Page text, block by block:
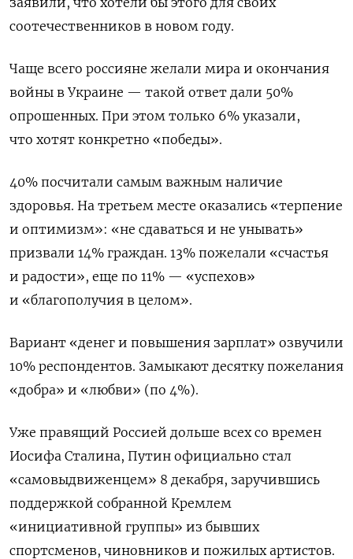
соотечественников в новом году.
Чаще всего россияне желали мира и окончания
войны в Украине — такой ответ дали 50%
опрошенных. При этом только 6% указали,
что хотят конкретно «победы».
40% посчитали самым важным наличие
здоровья. На третьем месте оказались «терпение
и оптимизм»: «не сдаваться и не унывать»
призвали 14% граждан. 13% пожелали «счастья
и радости», еще по 11% — «успехов»
и «благополучия в целом».
Вариант «денег и повышения зарплат» озвучили
10% респондентов. Замыкают десятку пожелания
«добра» и «любви» (по 4%).
Уже правящий Россией дольше всех со времен
Иосифа Сталина, Путин официально стал
«самовыдвиженцем» 8 декабря, заручившись
поддержкой собранной Кремлем
«инициативной группы» из бывших
спортсменов, чиновников и пожилых артистов.